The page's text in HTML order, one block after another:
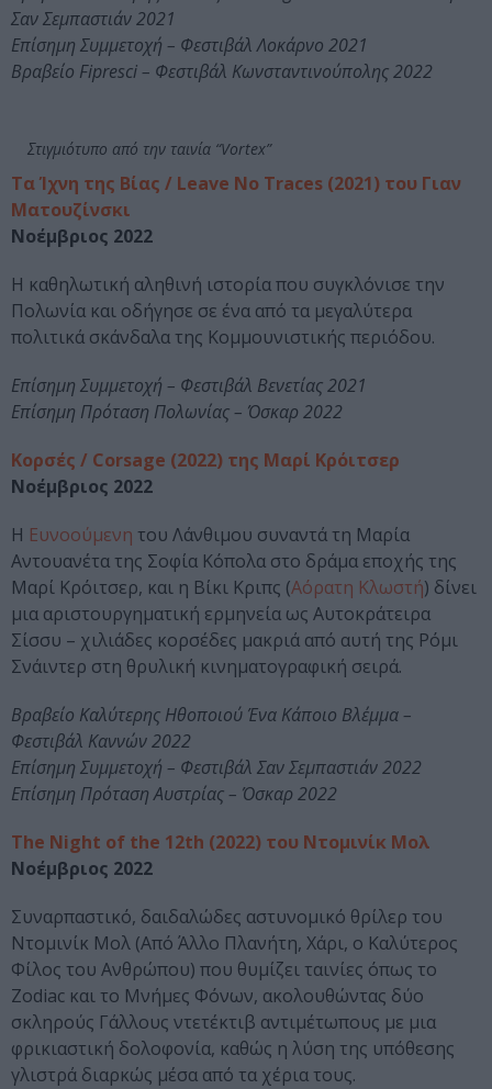
Σαν Σεμπαστιάν 2021
Επίσημη Συμμετοχή – Φεστιβάλ Λοκάρνο 2021
Βραβείο Fipresci – Φεστιβάλ Κωνσταντινούπολης 2022
Στιγμιότυπο από την ταινία “Vortex”
Τα Ίχνη της Βίας / Leave No Traces (2021) του Γιαν
Ματουζίνσκι
Νοέμβριος 2022
Η καθηλωτική αληθινή ιστορία που συγκλόνισε την
Πολωνία και οδήγησε σε ένα από τα μεγαλύτερα
πολιτικά σκάνδαλα της Κομμουνιστικής περιόδου.
Επίσημη Συμμετοχή – Φεστιβάλ Βενετίας 2021
Επίσημη Πρόταση Πολωνίας – Όσκαρ 2022
Κορσές / Corsage (2022) της Μαρί Κρόιτσερ
Νοέμβριος 2022
Η Ευνοούμενη του Λάνθιμου συναντά τη Μαρία
Αντουανέτα της Σοφία Κόπολα στο δράμα εποχής της
Μαρί Κρόιτσερ, και η Βίκι Κριπς (Αόρατη Κλωστή) δίνει
μια αριστουργηματική ερμηνεία ως Αυτοκράτειρα
Σίσσυ – χιλιάδες κορσέδες μακριά από αυτή της Ρόμι
Σνάιντερ στη θρυλική κινηματογραφική σειρά.
Βραβείο Καλύτερης Ηθοποιού Ένα Κάποιο Βλέμμα –
Φεστιβάλ Καννών 2022
Επίσημη Συμμετοχή – Φεστιβάλ Σαν Σεμπαστιάν 2022
Επίσημη Πρόταση Αυστρίας – Όσκαρ 2022
The Night of the 12th (2022) του Ντομινίκ Μολ
Νοέμβριος 2022
Συναρπαστικό, δαιδαλώδες αστυνομικό θρίλερ του
Ντομινίκ Μολ (Από Άλλο Πλανήτη, Χάρι, ο Καλύτερος
Φίλος του Ανθρώπου) που θυμίζει ταινίες όπως το
Zodiac και το Μνήμες Φόνων, ακολουθώντας δύο
σκληρούς Γάλλους ντετέκτιβ αντιμέτωπους με μια
φρικιαστική δολοφονία, καθώς η λύση της υπόθεσης
γλιστρά διαρκώς μέσα από τα χέρια τους.